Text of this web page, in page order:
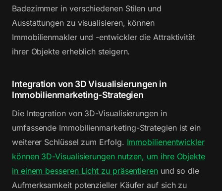
Badezimmer in verschiedenen Stilen und
Ausstattungen zu visualisieren, können
Immobilienmakler und -entwickler die Attraktivität
ihrer Objekte erheblich steigern.
Integration von 3D Visualisierungen in
Immobilienmarketing-Strategien
Die Integration von 3D-Visualisierungen in
umfassende Immobilienmarketing-Strategien ist ein
weiterer Schlüssel zum Erfolg. Immobilienentwickler
können 3D-Visualisierungen nutzen, um ihre Objekte
in einem besseren Licht zu präsentierenund so die
Aufmerksamkeit potenzieller Käufer auf sich zu